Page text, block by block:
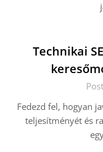
Technikai
Fedezd fel, hogyan
teljesítményét és